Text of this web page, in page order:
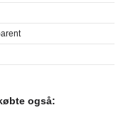
også: